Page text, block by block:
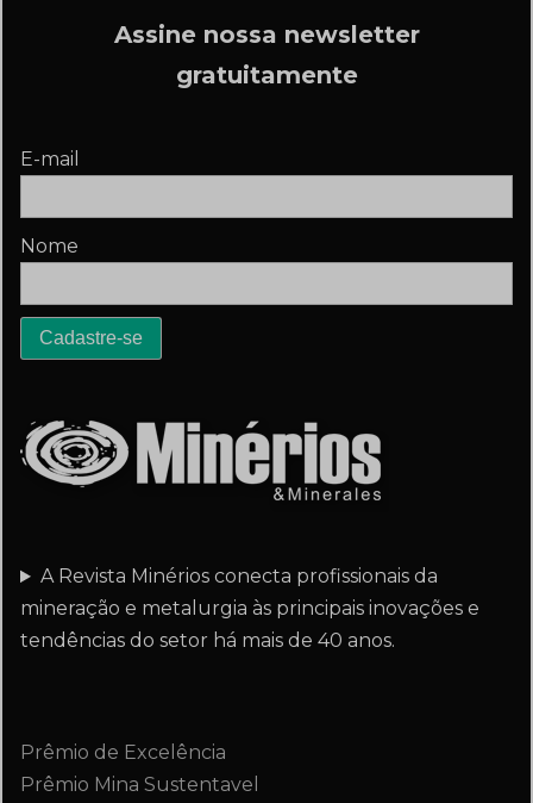
Assine nossa newsletter
gratuitamente
E-mail
Nome
A Revista Minérios conecta profissionais da
mineração e metalurgia às principais inovações e
tendências do setor há mais de 40 anos.
Prêmio de Excelência
Prêmio Mina Sustentavel